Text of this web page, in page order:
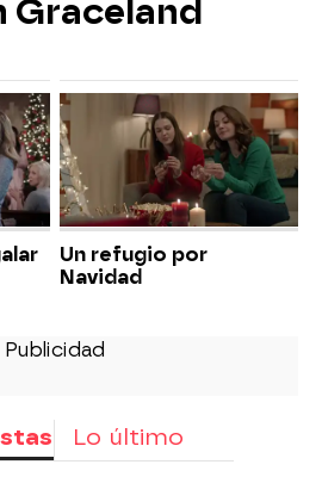
Graceland
Un refugio por
Navidad
Lo último